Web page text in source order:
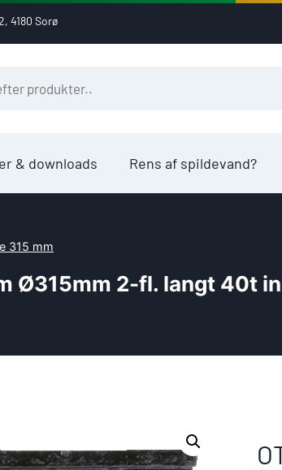
4180 Sorø
& downloads Rens af spildevand?
315 mm
Ø315mm 2-fl. langt 40t